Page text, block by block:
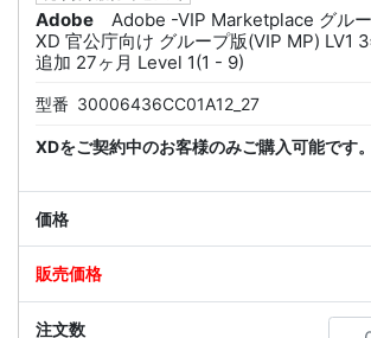
Adobe
Adobe -VIP Marketplace グル
XD 官公庁向け グループ版(VIP MP) LV1
追加 27ヶ月 Level 1(1 - 9)
型番 30006436CC01A12_27
XDをご契約中のお客様のみご購入可能です。